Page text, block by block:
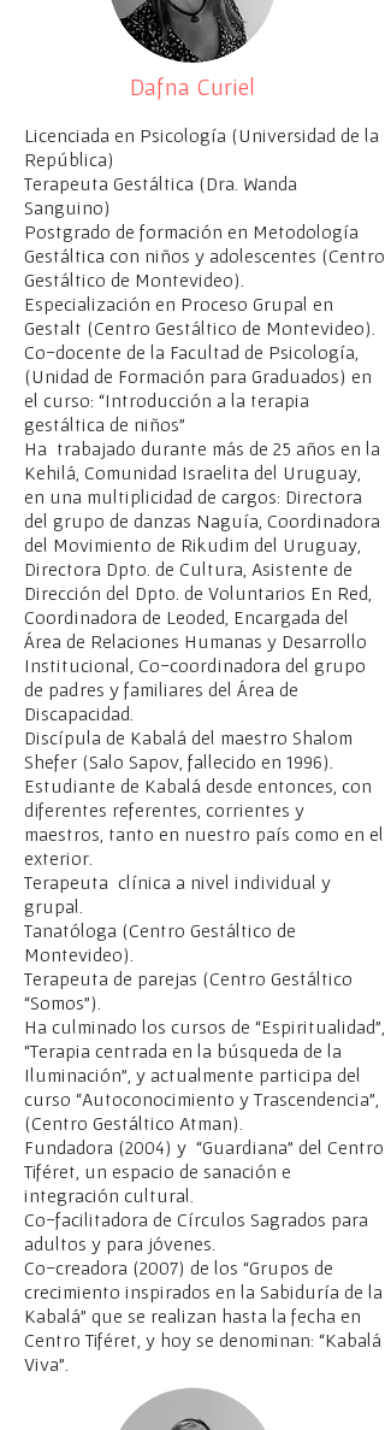
Dafna Curiel
Licenciada en Psicología (Universidad de la
República)
Terapeuta Gestáltica (Dra. Wanda
Sanguino)
Postgrado de formación en Metodología
Gestáltica con niños y adolescentes (Centro
Gestáltico de Montevideo).
Especialización en Proceso Grupal en
Gestalt (Centro Gestáltico de Montevideo).
Co-docente de la Facultad de Psicología,
(Unidad de Formación para Graduados) en
el curso: “Introducción a la terapia
gestáltica de niños”
Ha trabajado durante más de 25 años en la
Kehilá, Comunidad Israelita del Uruguay,
en una multiplicidad de cargos: Directora
del grupo de danzas Naguía, Coordinadora
del Movimiento de Rikudim del Uruguay,
Directora Dpto. de Cultura, Asistente de
Dirección del Dpto. de Voluntarios En Red,
Coordinadora de Leoded, Encargada del
Área de Relaciones Humanas y Desarrollo
Institucional, Co-coordinadora del grupo
de padres y familiares del Área de
Discapacidad.
Discípula de Kabalá del maestro Shalom
Shefer (Salo Sapov, fallecido en 1996).
Estudiante de Kabalá desde entonces, con
diferentes referentes, corrientes y
maestros, tanto en nuestro país como en el
exterior.
Terapeuta clínica a nivel individual y
grupal.
Tanatóloga (Centro Gestáltico de
Montevideo).
Terapeuta de parejas (Centro Gestáltico
“Somos”).
Ha culminado los cursos de “Espiritualidad”,
“Terapia centrada en la búsqueda de la
Iluminación”, y actualmente participa del
curso “Autoconocimiento y Trascendencia”,
(Centro Gestáltico Atman).
Fundadora (2004) y “Guardiana” del Centro
Tiféret, un espacio de sanación e
integración cultural.
Co-facilitadora de Círculos Sagrados para
adultos y para jóvenes.
Co-creadora (2007) de los “Grupos de
crecimiento inspirados en la Sabiduría de la
Kabalá” que se realizan hasta la fecha en
Centro Tiféret, y hoy se denominan: “Kabalá
Viva”.